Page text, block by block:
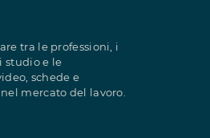
tra le professioni, i
studio e le
schede e
mercato del lavoro.